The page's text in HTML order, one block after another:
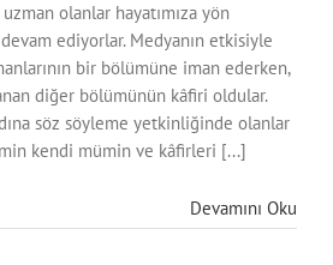
olanlar hayatımıza yön
ediyorlar. Medyanın etkisiyle
bir bölümüne iman ederken,
diğer bölümünün kâfiri oldular.
söz söyleme yetkinliğinde olanlar
kendi mümin ve kâfirleri [...]
Devamını Oku